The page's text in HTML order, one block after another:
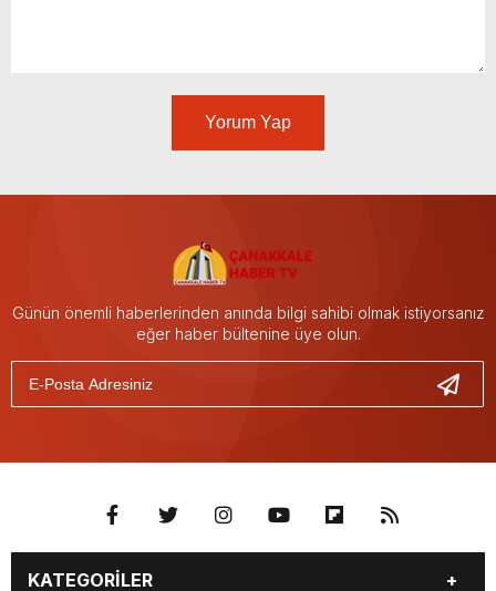
Yorum Yap
Günün önemli haberlerinden anında bilgi sahibi olmak istiyorsanız
eğer haber bültenine üye olun.
KATEGORİLER